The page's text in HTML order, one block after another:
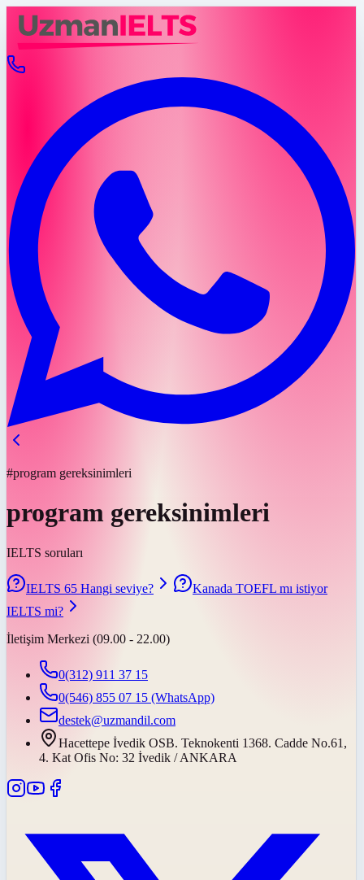
#program gereksinimleri
program gereksinimleri
IELTS soruları
IELTS 65 Hangi seviye?
Kanada TOEFL mı istiyor
IELTS mi?
İletişim Merkezi (09.00 - 22.00)
0(312) 911 37 15
0(546) 855 07 15 (WhatsApp)
destek@uzmandil.com
Hacettepe İvedik OSB. Teknokenti 1368. Cadde No.61,
4. Kat Ofis No: 32 İvedik / ANKARA